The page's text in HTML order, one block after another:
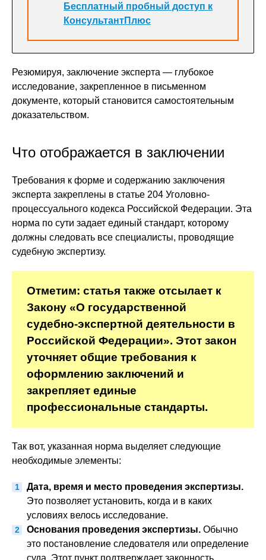
Бесплатный пробный доступ к
КонсультантПлюс
Резюмируя, заключение эксперта — глубокое
исследование, закрепленное в письменном
документе, который становится самостоятельным
доказательством.
Что отображается в заключении
Требования к форме и содержанию заключения
эксперта закреплены в статье 204 Уголовно-
процессуального кодекса Российской Федерации. Эта
норма по сути задает единый стандарт, которому
должны следовать все специалисты, проводящие
судебную экспертизу.
Отметим: статья также отсылает к
Закону «О государственной
судебно-экспертной деятельности в
Российской Федерации». Этот закон
уточняет общие требования к
оформлению заключений и
закрепляет единые
профессиональные стандарты.
Так вот, указанная норма выделяет следующие
необходимые элементы:
Дата, время и место проведения экспертизы.
Это позволяет установить, когда и в каких
условиях велось исследование.
Основания проведения экспертизы. Обычно
это постановление следователя или определение
суда. Этот пункт подтверждает законность